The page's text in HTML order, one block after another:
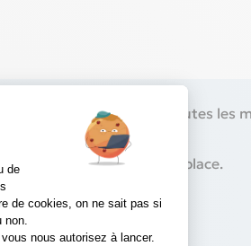
une utilisation avec toutes les
à pollen en mousse en place.